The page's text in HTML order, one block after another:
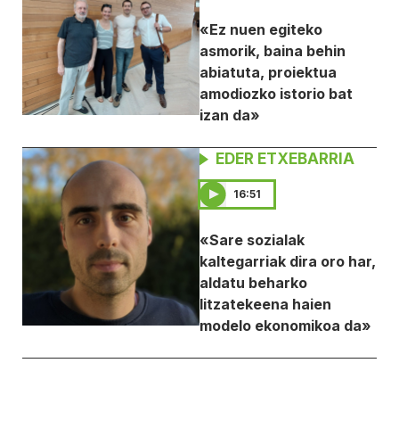
«Ez nuen egiteko
asmorik, baina behin
abiatuta, proiektua
amodiozko istorio bat
izan da»
EDER ETXEBARRIA
16:51
«Sare sozialak
kaltegarriak dira oro har,
aldatu beharko
litzatekeena haien
modelo ekonomikoa da»